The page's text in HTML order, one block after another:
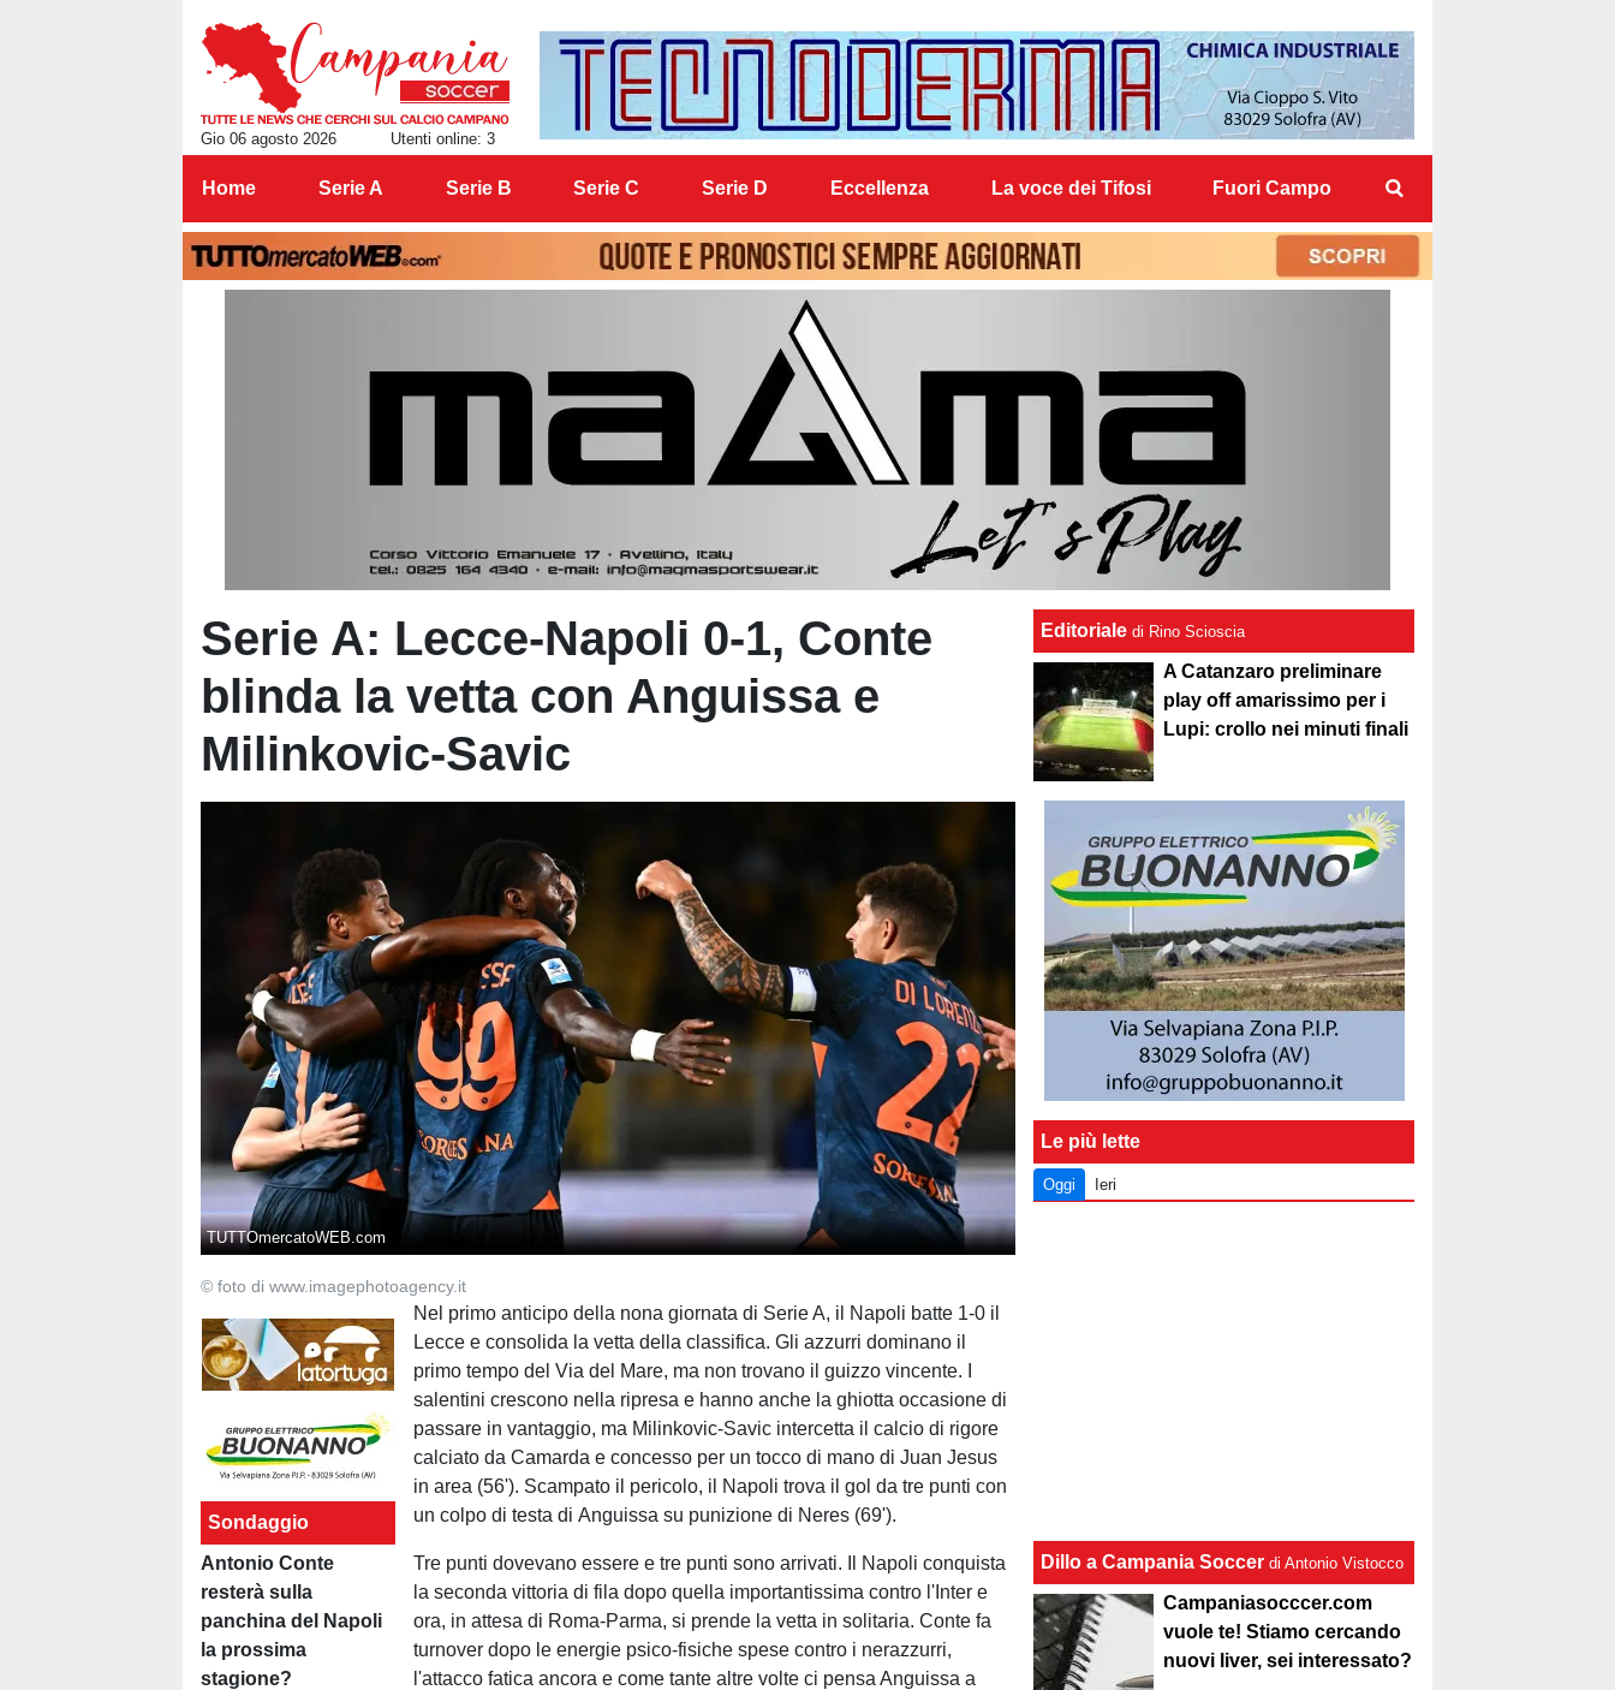
Gio 06 agosto 2026 Utenti online: 3
Home Serie A Serie B Serie C Serie D Eccellenza La voce dei Tifosi Fuori Campo
Serie A: Lecce-Napoli 0-1, Conte
blinda la vetta con Anguissa e
Milinkovic-Savic
TUTTOmercatoWEB.com
© foto di www.imagephotoagency.it
Sondaggio
Antonio Conte
resterà sulla
panchina del Napoli
la prossima
stagione?
Nel primo anticipo della nona giornata di Serie A, il Napoli batte 1-0 il
Lecce e consolida la vetta della classifica. Gli azzurri dominano il
primo tempo del Via del Mare, ma non trovano il guizzo vincente. I
salentini crescono nella ripresa e hanno anche la ghiotta occasione di
passare in vantaggio, ma Milinkovic-Savic intercetta il calcio di rigore
calciato da Camarda e concesso per un tocco di mano di Juan Jesus
in area (56'). Scampato il pericolo, il Napoli trova il gol da tre punti con
un colpo di testa di Anguissa su punizione di Neres (69').
Tre punti dovevano essere e tre punti sono arrivati. Il Napoli conquista
la seconda vittoria di fila dopo quella importantissima contro l'Inter e
ora, in attesa di Roma-Parma, si prende la vetta in solitaria. Conte fa
turnover dopo le energie psico-fisiche spese contro i nerazzurri,
l'attacco fatica ancora e come tante altre volte ci pensa Anguissa a
Editoriale di Rino Scioscia
A Catanzaro preliminare
play off amarissimo per i
Lupi: crollo nei minuti finali
Le più lette
Oggi Ieri
Dillo a Campania Soccer di Antonio Vistocco
Campaniasocccer.com
vuole te! Stiamo cercando
nuovi liver, sei interessato?